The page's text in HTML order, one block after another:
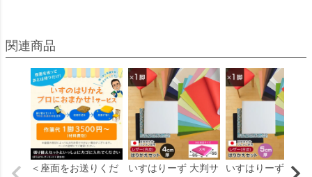
＜座面をお送りくだ
いすはりーず 大判サ
いすはりーず 大判